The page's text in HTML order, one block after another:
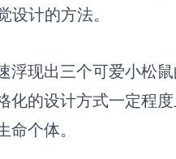
计的方法。
浮现出三个可爱小松
的设计方式一定程
命个体。